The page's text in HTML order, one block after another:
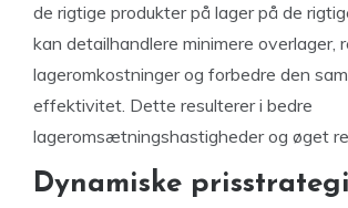
de rigtige produkter på lager på de
kan detailhandlere minimere overlager,
lageromkostninger og forbedre den
effektivitet. Dette resulterer i bedre
lageromsætningshastigheder og øget
Dynamiske